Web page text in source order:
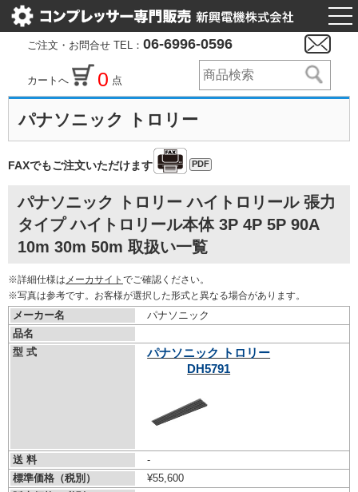
ご注文・お問合せ TEL： 06-6996-0596
カートへ 0 点
パナソニック トロリー
FAXでもご注文いただけます PDF
パナソニック トロリー ハイトロリール 張力
タイプ ハイトロリール本体 3P 4P 5P 90A
10m 30m 50m 取扱い一覧
※詳細仕様は メーカサイト でご確認ください。
※写真は参考です。お客様が選択した形式と異なる場合があります。
メーカー名
パナソニック
品名
型 式
パナソニック トロリー
DH5791
送 料
-
標準価格（税別）
¥55,600